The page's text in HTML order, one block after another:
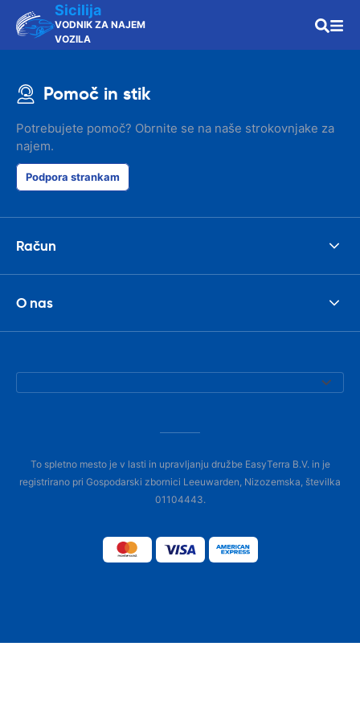
Sicilija
VODNIK ZA NAJEM
VOZILA
Pomoč in stik
Potrebujete pomoč? Obrnite se na naše strokovnjake za
najem.
Podpora strankam
Račun
O nas
To spletno mesto je v lasti in upravljanju družbe EasyTerra B.V. in je
registrirano pri Gospodarski zbornici Leeuwarden, Nizozemska, številka
01104443.